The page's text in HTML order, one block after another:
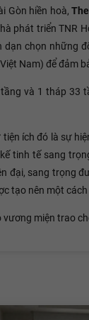
Gòn hiền hoà,
phát triển TNR
chọn những
Nam) để đảm
và 1 tháp 33
ích đó là sự
tinh tế sang
đại, sang trọng
tạo nên một
miện trao